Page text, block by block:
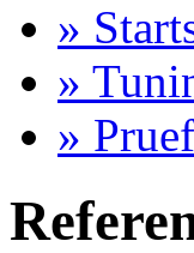
»
»
»